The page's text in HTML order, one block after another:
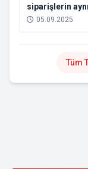
siparişlerin
05.09.2025
Tüm